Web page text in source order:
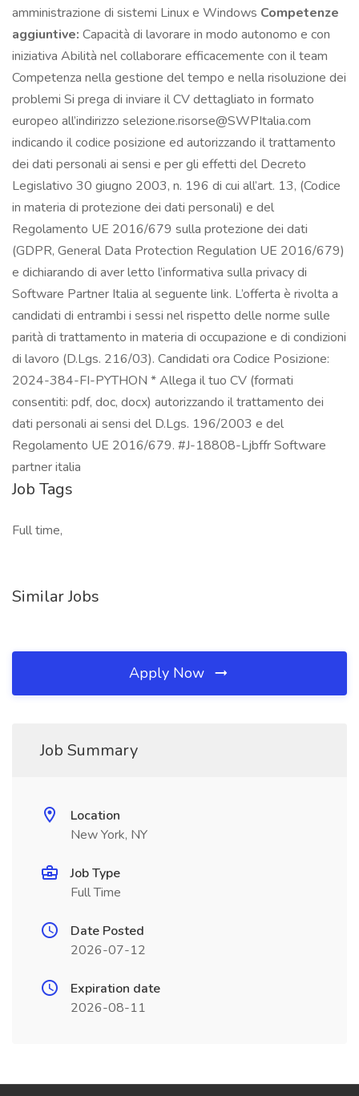
amministrazione di sistemi Linux e Windows Competenze
aggiuntive: Capacità di lavorare in modo autonomo e con
iniziativa Abilità nel collaborare efficacemente con il team
Competenza nella gestione del tempo e nella risoluzione dei
problemi Si prega di inviare il CV dettagliato in formato
europeo all’indirizzo selezione.risorse@SWPItalia.com
indicando il codice posizione ed autorizzando il trattamento
dei dati personali ai sensi e per gli effetti del Decreto
Legislativo 30 giugno 2003, n. 196 di cui all’art. 13, (Codice
in materia di protezione dei dati personali) e del
Regolamento UE 2016/679 sulla protezione dei dati
(GDPR, General Data Protection Regulation UE 2016/679)
e dichiarando di aver letto l’informativa sulla privacy di
Software Partner Italia al seguente link. L’offerta è rivolta a
candidati di entrambi i sessi nel rispetto delle norme sulle
parità di trattamento in materia di occupazione e di condizioni
di lavoro (D.Lgs. 216/03). Candidati ora Codice Posizione:
2024-384-FI-PYTHON * Allega il tuo CV (formati
consentiti: pdf, doc, docx) autorizzando il trattamento dei
dati personali ai sensi del D.Lgs. 196/2003 e del
Regolamento UE 2016/679. #J-18808-Ljbffr Software
partner italia
Job Tags
Full time,
Similar Jobs
Apply Now
Job Summary
Location
New York, NY
Job Type
Full Time
Date Posted
2026-07-12
Expiration date
2026-08-11